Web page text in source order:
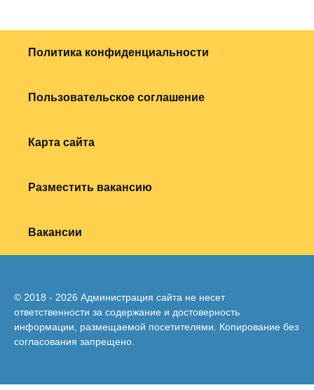
Политика конфиденциальности
Пользовательское соглашение
Карта сайта
Разместить вакансию
Вакансии
© 2018 - 2026 Администрация сайта не несет
ответственности за содержание и достоверность
информации, размещаемой посетителями. Копирование без
согласования запрещено.